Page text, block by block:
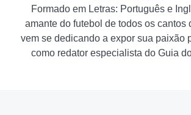
Formado em Letras: Português e
amante do futebol de todos os cantos
vem se dedicando a expor sua paixão
como redator especialista do Guia